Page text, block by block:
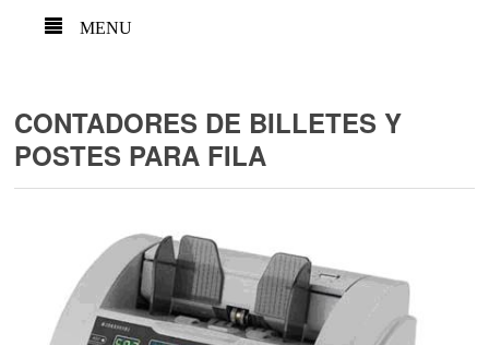
MENU
CONTADORES DE BILLETES Y
POSTES PARA FILA